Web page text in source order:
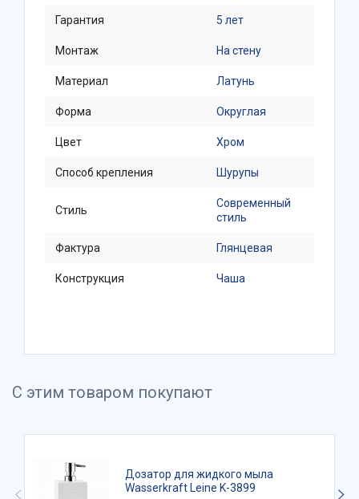
Гарантия 5 лет
Монтаж На стену
Материал Латунь
Форма Округлая
Цвет Хром
Способ крепления Шурупы
Стиль
Современный
стиль
Фактура Глянцевая
Конструкция Чаша
С этим товаром покупают
Дозатор для жидкого мыла
Wasserkraft Leine K-3899